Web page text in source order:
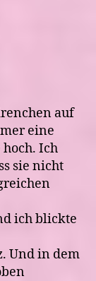
auf
eine
Ich
sie nicht
ich blickte
Und in dem